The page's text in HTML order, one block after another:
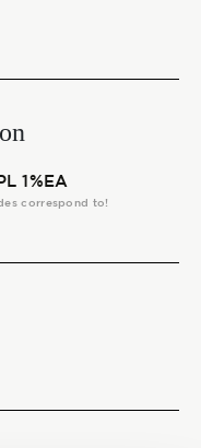
1%EA
correspond to!